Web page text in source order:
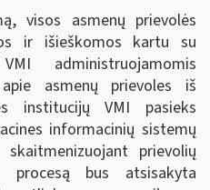
visos asmenų prievolės
ir išieškomos kartu su
administruojamomis
asmenų prievoles iš
institucijų VMI pasieks
informacinių sistemų
prievolių
procesą bus atsisakyta